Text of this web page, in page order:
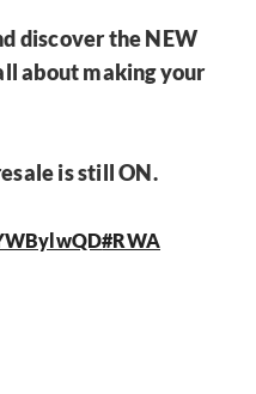
discover the NEW
about making your
is still ON.
#RWA